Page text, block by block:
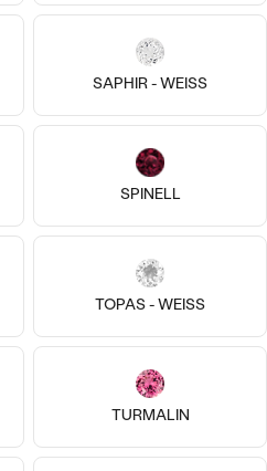
SAPHIR - WEISS
SPINELL
TOPAS - WEISS
TURMALIN
14k
14 Karat Gelbgold, Amethyst
14k 14k 14k